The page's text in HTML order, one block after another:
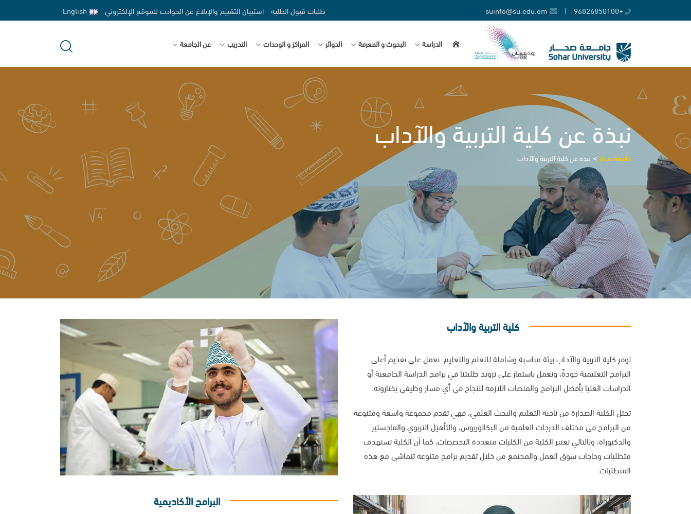
to
+96826850100
|
suinfo@su.edu.om طلبات قبول الطلبة استبيان التقييم والإبلاغ عن الحوادث للموقع الإلكتروني English
صفحة
الدراسة البحوث و المعرفة الدوائر المراكز و الوحدات التدريب عن الجامعة
نبذة عن كلية التربية والآداب
جامعة صحار > نبذة عن كلية التربية والآداب
كلية التربية والآداب
توفر كلية التربية والآداب بيئة مناسبة وشاملة للتعلم والتعليم. نعمل على تقديم أعلى
البرامج التعليمية جودةً، ونعمل باستمار على تزويد طلبتنا في برامج الدراسة الجامعية أو
الدراسات العليا بأفضل البرامج والمنصات اللازمة للنجاح في أي مسار وظيفي يختارونه.
تحتل الكلية الصدارة من ناحية التعليم والبحث العلمي، فهي تقدم مجموعة واسعة ومتنوعة
من البرامج في مختلف الدرجات العلمية من البكالوريوس، والتأهيل التربوي والماجستير
والدكتوراة، وبالتالي تعتبر الكلية من الكليات متعددة التخصصات، كما أن الكلية تستهدف
متطلبات وحاجات سوق العمل والمجتمع من خلال تقديم برامج متنوعة تتماشى مع هذه
المتطلبات.
البرامج الأكاديمية